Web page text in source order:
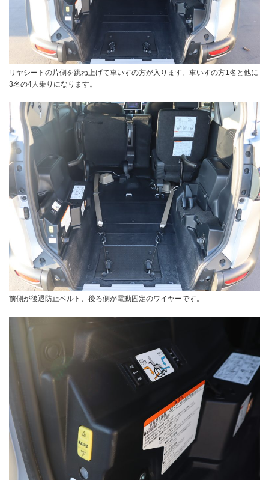
リヤシートの片側を跳ね上げて車いすの方が入ります。車いすの方1名と他に
3名の4人乗りになります。
前側が後退防止ベルト、後ろ側が電動固定のワイヤーです。